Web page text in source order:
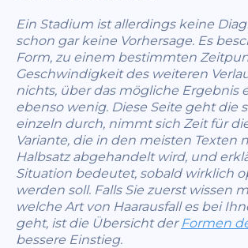
Ein Stadium ist allerdings keine
schon gar keine Vorhersage. Es
Form, zu einem bestimmten
Geschwindigkeit des weiteren
nichts, über das mögliche Ergebnis
ebenso wenig. Diese Seite geht die
einzeln durch, nimmt sich Zeit für
Variante, die in den meisten Texten
Halbsatz abgehandelt wird, und
Situation bedeutet, sobald wirklich
werden soll. Falls Sie zuerst wissen
welche Art von Haarausfall es bei
geht, ist die Übersicht derFormen
bessere Einstieg.